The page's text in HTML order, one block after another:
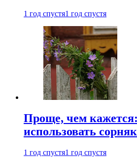
1 год спустя1 год спустя
Проще, чем
использовать
1 год спустя1 год спустя